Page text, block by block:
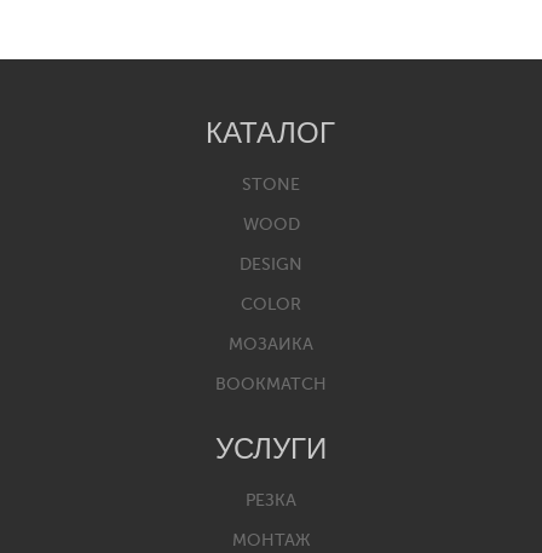
КАТАЛОГ
STONE
WOOD
DESIGN
COLOR
МОЗАИКА
BOOKMATCH
УСЛУГИ
РЕЗКА
МОНТАЖ